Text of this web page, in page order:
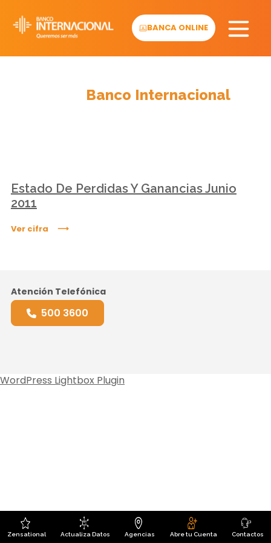
content
BANCA ONLINE
Banco Internacional
Estado De Perdidas Y Ganancias Junio
2011
Ver cifra
Atención Telefónica
500 3600
Zensational Actualiza Datos Agencias Abre tu Cuenta Contactos
WordPress Lightbox Plugin